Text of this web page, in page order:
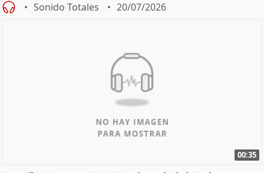
Sonido Totales 20/07/2026
00:35